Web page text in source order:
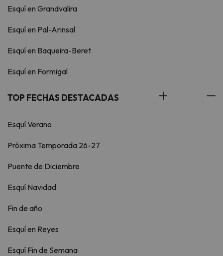
Esquí en Grandvalira
Esquí en Pal-Arinsal
Esquí en Baqueira-Beret
Esquí en Formigal
TOP FECHAS DESTACADAS
Esquí Verano
Próxima Temporada 26-27
Puente de Diciembre
Esquí Navidad
Fin de año
Esquí en Reyes
Esquí Fin de Semana